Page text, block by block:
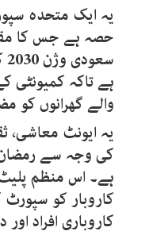
یہ ایک متحدہ
حصہ ہے جس کا
ہے تاکہ کمیونٹی
والے گھرانوں کو
یہ ایونٹ معاشی،
کی وجہ سے رمضان
ہے۔ اس منظم
کاروبار کو
کاروباری افراد